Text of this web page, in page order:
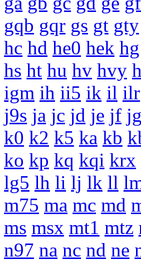
gqb gqr gs gt gty
hc hd he0 hek hg
hs ht hu hv hvy
igm ih ii5 ik il ilr
j9s ja jc jd je jf jg
k0 k2 k5 ka kb
ko kp kq kqi krx
lg5 lh li lj lk ll
m75 ma mc md
ms msx mt1 mtz
n97 na nc nd ne